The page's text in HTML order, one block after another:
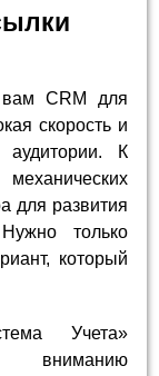
вам CRM для
скорость и
аудитории. К
для развития
только
который
Учета»